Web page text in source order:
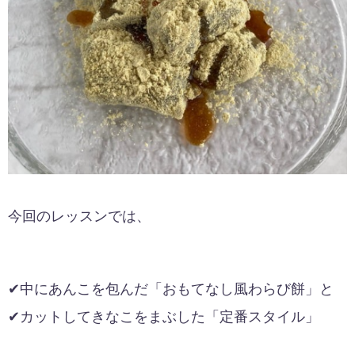
今回のレッスンでは、
✔中にあんこを包んだ「おもてなし風わらび餅」と
✔カットしてきなこをまぶした「定番スタイル」